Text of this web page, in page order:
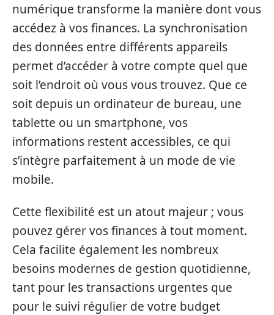
numérique transforme la manière dont vous
accédez à vos finances. La synchronisation
des données entre différents appareils
permet d’accéder à votre compte quel que
soit l’endroit où vous vous trouvez. Que ce
soit depuis un ordinateur de bureau, une
tablette ou un smartphone, vos
informations restent accessibles, ce qui
s’intègre parfaitement à un mode de vie
mobile.
Cette flexibilité est un atout majeur ; vous
pouvez gérer vos finances à tout moment.
Cela facilite également les nombreux
besoins modernes de gestion quotidienne,
tant pour les transactions urgentes que
pour le suivi régulier de votre budget